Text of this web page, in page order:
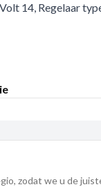
14, Regelaar
zodat we u de